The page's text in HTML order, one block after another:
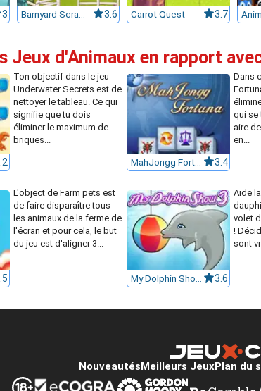
3 Barnyard Scramble 3.6 Carrot Quest 3.7
Jeux d'Animaux en rapport
Ton objectif dans le jeu
Underwater Secrets est de
nettoyer le tableau. Ce qui
signifie que tu dois
éliminer le maximum de
briques...
3.4
Dans
qui se
aire
en...
L'object de Farm pets est
de faire disparaître tous
les animaux de la ferme de
l'écran et pour cela, le but
du jeu est d'aligner 3...
3.6
Aide
volet
!
sont
Nouveautés Meilleurs JeuxPlan du